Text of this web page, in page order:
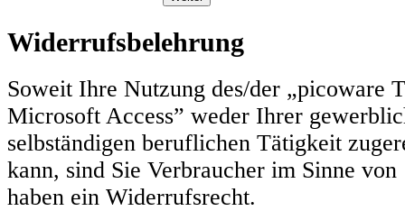
Widerrufsbelehrung
Soweit Ihre Nutzung des/der „picoware
Microsoft Access” weder Ihrer
selbständigen beruflichen Tätigkeit
kann, sind Sie Verbraucher im Sinne
haben ein Widerrufsrecht.